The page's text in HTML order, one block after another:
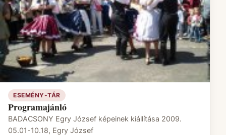
ESEMÉNY-TÁR
Programajánló
BADACSONY Egry József képeinek kiállítása 2009.
05.01-10.18, Egry József